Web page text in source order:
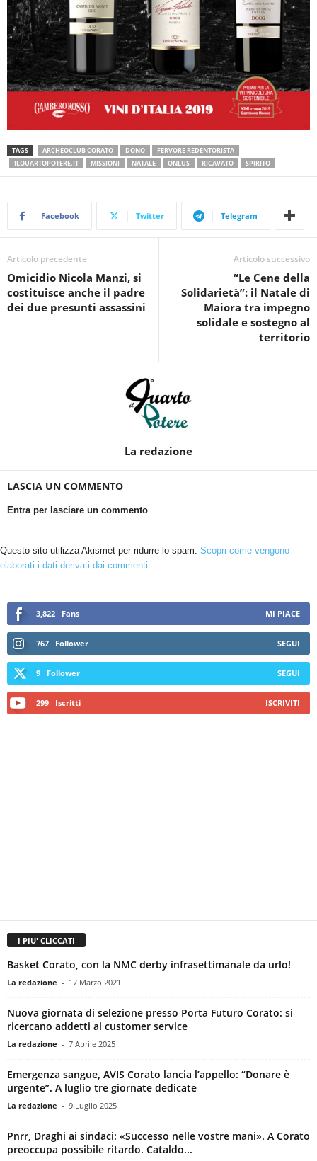
TAGS ARCHEOCLUB CORATO DONO
FERVORE REDENTORISTA
ILQUARTOPOTERE.IT
MISSIONI NATALE ONLUS RICAVATO SPIRITO
Facebook Twitter Telegram
Articolo precedente
Omicidio Nicola Manzi, si
costituisce anche il padre
dei due presunti assassini
Articolo successivo
“Le Cene della
Solidarietà”: il Natale di
Maiora tra impegno
solidale e sostegno al
territorio
La redazione
LASCIA UN COMMENTO
Entra per lasciare un commento
Questo sito utilizza Akismet per ridurre lo spam. Scopri come vengono
elaborati i dati derivati dai commenti.
3,822 Fans MI PIACE
767 Follower SEGUI
9 Follower SEGUI
299 Iscritti ISCRIVITI
I PIU' CLICCATI
Basket Corato, con la NMC derby infrasettimanale da urlo!
La redazione - 17 Marzo 2021
Nuova giornata di selezione presso Porta Futuro Corato: si
ricercano addetti al customer service
La redazione - 7 Aprile 2025
Emergenza sangue, AVIS Corato lancia l’appello: “Donare è
urgente”. A luglio tre giornate dedicate
La redazione - 9 Luglio 2025
Pnrr, Draghi ai sindaci: «Successo nelle vostre mani». A Corato
preoccupa possibile ritardo. Cataldo...